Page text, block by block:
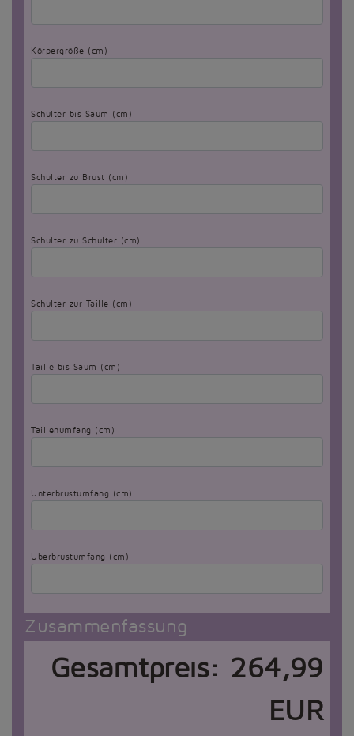
Körpergröße (cm)
Schulter bis Saum (cm)
Schulter zu Brust (cm)
Schulter zu Schulter (cm)
Schulter zur Taille (cm)
Taille bis Saum (cm)
Taillenumfang (cm)
Unterbrustumfang (cm)
Überbrustumfang (cm)
Zusammenfassung
Gesamtpreis: 264,99
EUR